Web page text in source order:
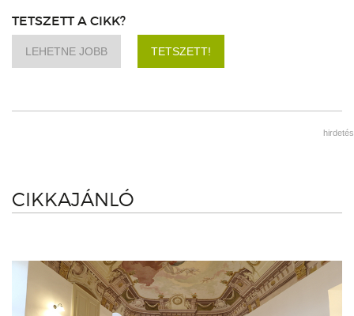
TETSZETT A CIKK?
LEHETNE JOBB TETSZETT!
hirdetés
CIKKAJÁNLÓ